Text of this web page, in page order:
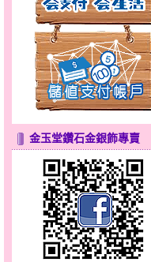
天真Rody～金銀鋼套鍊
分享愛～金銀鋼套鍊
金玉堂鑽石金銀飾專賣